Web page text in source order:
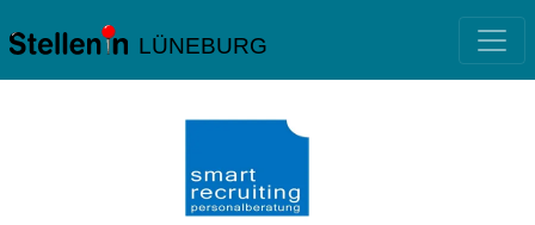
LÜNEBURG